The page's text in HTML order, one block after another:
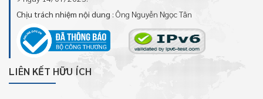
Chịu trách nhiệm nội dung : Ông Nguyễn Ngọc Tân
LIÊN KẾT HỮU ÍCH